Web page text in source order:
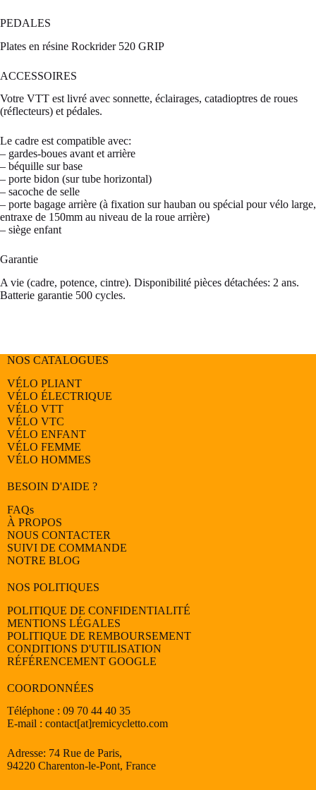
PEDALES
Plates en résine Rockrider 520 GRIP
ACCESSOIRES
Votre VTT est livré avec sonnette, éclairages, catadioptres de roues
(réflecteurs) et pédales.
Le cadre est compatible avec:
– gardes-boues avant et arrière
– béquille sur base
– porte bidon (sur tube horizontal)
– sacoche de selle
– porte bagage arrière (à fixation sur hauban ou spécial pour vélo large,
entraxe de 150mm au niveau de la roue arrière)
– siège enfant
Garantie
A vie (cadre, potence, cintre). Disponibilité pièces détachées: 2 ans.
Batterie garantie 500 cycles.
NOS CATALOGUES
VÉLO PLIANT
VÉLO ÉLECTRIQUE
VÉLO VTT
VÉLO VTC
VÉLO ENFANT
VÉLO FEMME
VÉLO HOMMES
BESOIN D'AIDE ?
FAQs
À PROPOS
NOUS CONTACTER
SUIVI DE COMMANDE
NOTRE BLOG
NOS POLITIQUES
POLITIQUE DE CONFIDENTIALITÉ
MENTIONS LÉGALES
POLITIQUE DE REMBOURSEMENT
CONDITIONS D'UTILISATION
RÉFÉRENCEMENT GOOGLE
COORDONNÉES
Téléphone : 09 70 44 40 35
E-mail : contact[at]remicycletto.com
Adresse: 74 Rue de Paris,
94220 Charenton-le-Pont, France